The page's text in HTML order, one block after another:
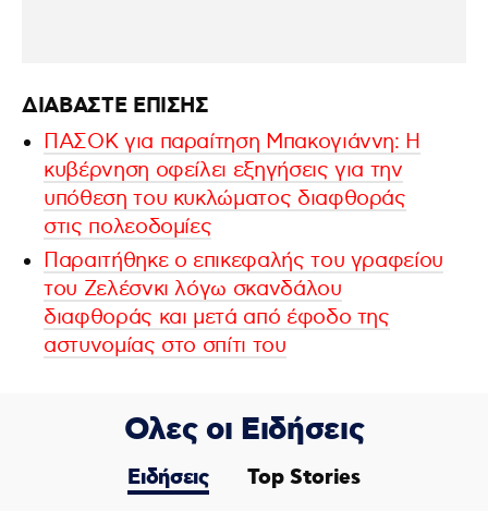
ΔΙΑΒΑΣΤΕ ΕΠΙΣΗΣ
ΠΑΣΟΚ για παραίτηση Μπακογιάννη: Η
κυβέρνηση οφείλει εξηγήσεις για την
υπόθεση του κυκλώματος διαφθοράς
στις πολεοδομίες
Παραιτήθηκε ο επικεφαλής του γραφείου
του Ζελέσνκι λόγω σκανδάλου
διαφθοράς και μετά από έφοδο της
αστυνομίας στο σπίτι του
Ολες οι Ειδήσεις
Ειδήσεις Top Stories